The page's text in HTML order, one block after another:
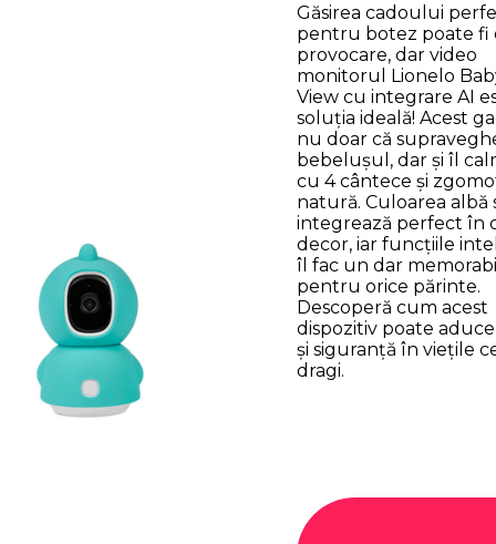
Găsirea cadoului
pentru botez poate fi
provocare, dar video
monitorul Lionelo
View cu integrare AI
soluția ideală! Acest
nu doar că
bebelușul, dar și îl
cu 4 cântece și
natură. Culoarea albă
integrează perfect în
decor, iar funcțiile
îl fac un dar
pentru orice părinte.
Descoperă cum acest
dispozitiv poate
și siguranță în viețile
dragi.